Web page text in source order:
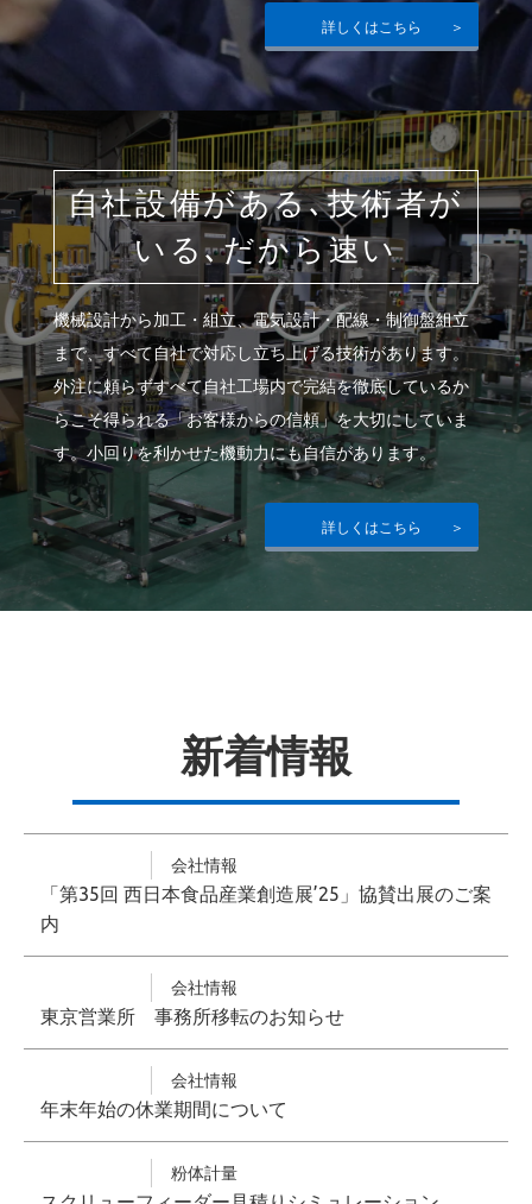
詳しくはこちら
自社設備がある､技術者が
いる､だから速い
機械設計から加工・組立、電気設計・配線・制御盤組立
まで、すべて自社で対応し立ち上げる技術があります。
外注に頼らずすべて自社工場内で完結を徹底しているか
らこそ得られる「お客様からの信頼」を大切にしていま
す。小回りを利かせた機動力にも自信があります。
詳しくはこちら
新着情報
会社情報
「第35回 西日本食品産業創造展’25」協賛出展のご案
内
会社情報
東京営業所 事務所移転のお知らせ
会社情報
年末年始の休業期間について
粉体計量